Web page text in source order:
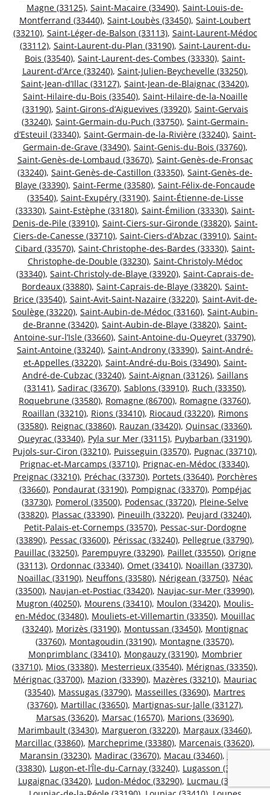
Magne (33125), Saint-Macaire (33490), Saint-Louis-de-
Montferrand (33440), Saint-Loubès (33450), Saint-Loubert
(33210), Saint-Léger-de-Balson (33113), Saint-Laurent-Médoc
(33112), Saint-Laurent-du-Plan (33190), Saint-Laurent-du-
Bois (33540), Saint-Laurent-des-Combes (33330), Saint-
Laurent-d’Arce (33240), Saint-Julien-Beychevelle (33250),
Saint-Jean-d’Illac (33127), Saint-Jean-de-Blaignac (33420),
Saint-Hilaire-du-Bois (33540), Saint-Hilaire-de-la-Noaille
(33190), Saint-Girons-d’Aiguevives (33920), Saint-Gervais
(33240), Saint-Germain-du-Puch (33750), Saint-Germain-
d’Esteuil (33340), Saint-Germain-de-la-Rivière (33240), Saint-
Germain-de-Grave (33490), Saint-Genis-du-Bois (33760),
Saint-Genès-de-Lombaud (33670), Saint-Genès-de-Fronsac
(33240), Saint-Genès-de-Castillon (33350), Saint-Genès-de-
Blaye (33390), Saint-Ferme (33580), Saint-Félix-de-Foncaude
(33540), Saint-Exupéry (33190), Saint-Étienne-de-Lisse
(33330), Saint-Estèphe (33180), Saint-Émilion (33330), Saint-
Denis-de-Pile (33910), Saint-Ciers-sur-Gironde (33820), Saint-
Ciers-de-Canesse (33710), Saint-Ciers-d’Abzac (33910), Saint-
Cibard (33570), Saint-Christophe-des-Bardes (33330), Saint-
Christophe-de-Double (33230), Saint-Christoly-Médoc
(33340), Saint-Christoly-de-Blaye (33920), Saint-Caprais-de-
Bordeaux (33880), Saint-Caprais-de-Blaye (33820), Saint-
Brice (33540), Saint-Avit-Saint-Nazaire (33220), Saint-Avit-de-
Soulège (33220), Saint-Aubin-de-Médoc (33160), Saint-Aubin-
de-Branne (33420), Saint-Aubin-de-Blaye (33820), Saint-
Antoine-sur-l’Isle (33660), Saint-Antoine-du-Queyret (33790),
Saint-Antoine (33240), Saint-Androny (33390), Saint-André-
et-Appelles (33220), Saint-André-du-Bois (33490), Saint-
André-de-Cubzac (33240), Saint-Aignan (33126), Saillans
(33141), Sadirac (33670), Sablons (33910), Ruch (33350),
Roquebrune (33580), Romagne (86700), Romagne (33760),
Roaillan (33210), Rions (33410), Riocaud (33220), Rimons
(33580), Reignac (33860), Rauzan (33420), Quinsac (33360),
Queyrac (33340), Pyla sur Mer (33115), Puybarban (33190),
Pujols-sur-Ciron (33210), Puisseguin (33570), Pugnac (33710),
Prignac-et-Marcamps (33710), Prignac-en-Médoc (33340),
Preignac (33210), Préchac (33730), Portets (33640), Porchères
(33660), Pondaurat (33190), Pompignac (33370), Pompéjac
(33730), Pomerol (33500), Podensac (33720), Pleine-Selve
(33820), Plassac (33390), Pineuilh (33220), Peujard (33240),
Petit-Palais-et-Cornemps (33570), Pessac-sur-Dordogne
(33890), Pessac (33600), Périssac (33240), Pellegrue (33790),
Pauillac (33250), Parempuyre (33290), Paillet (33550), Origne
(33113), Ordonnac (33340), Omet (33410), Noaillan (33730),
Noaillac (33190), Neuffons (33580), Nérigean (33750), Néac
(33500), Naujan-et-Postiac (33420), Naujac-sur-Mer (33990),
Mugron (40250), Mourens (33410), Moulon (33420), Moulis-
en-Médoc (33480), Mouliets-et-Villemartin (33350), Mouillac
(33240), Morizès (33190), Montussan (33450), Montignac
(33760), Montagoudin (33190), Montagne (33570),
Monprimblanc (33410), Mongauzy (33190), Mombrier
(33710), Mios (33380), Mesterrieux (33540), Mérignas (33350),
Mérignac (33700), Mazion (33390), Mazères (33210), Mauriac
(33540), Massugas (33790), Masseilles (33690), Martres
(33760), Martillac (33650), Martignas-sur-Jalle (33127),
Marsas (33620), Marsac (16570), Marions (33690),
Marimbault (33430), Margueron (33220), Margaux (33460),
Marcillac (33860), Marcheprime (33380), Marcenais (33620),
Maransin (33230), Madirac (33670), Macau (33460),
(33830), Lugon-et-l’Île-du-Carnay (33240), Lugasson (33760)
Lugaignac (33420), Ludon-Médoc (33290), Lucmau (33840)